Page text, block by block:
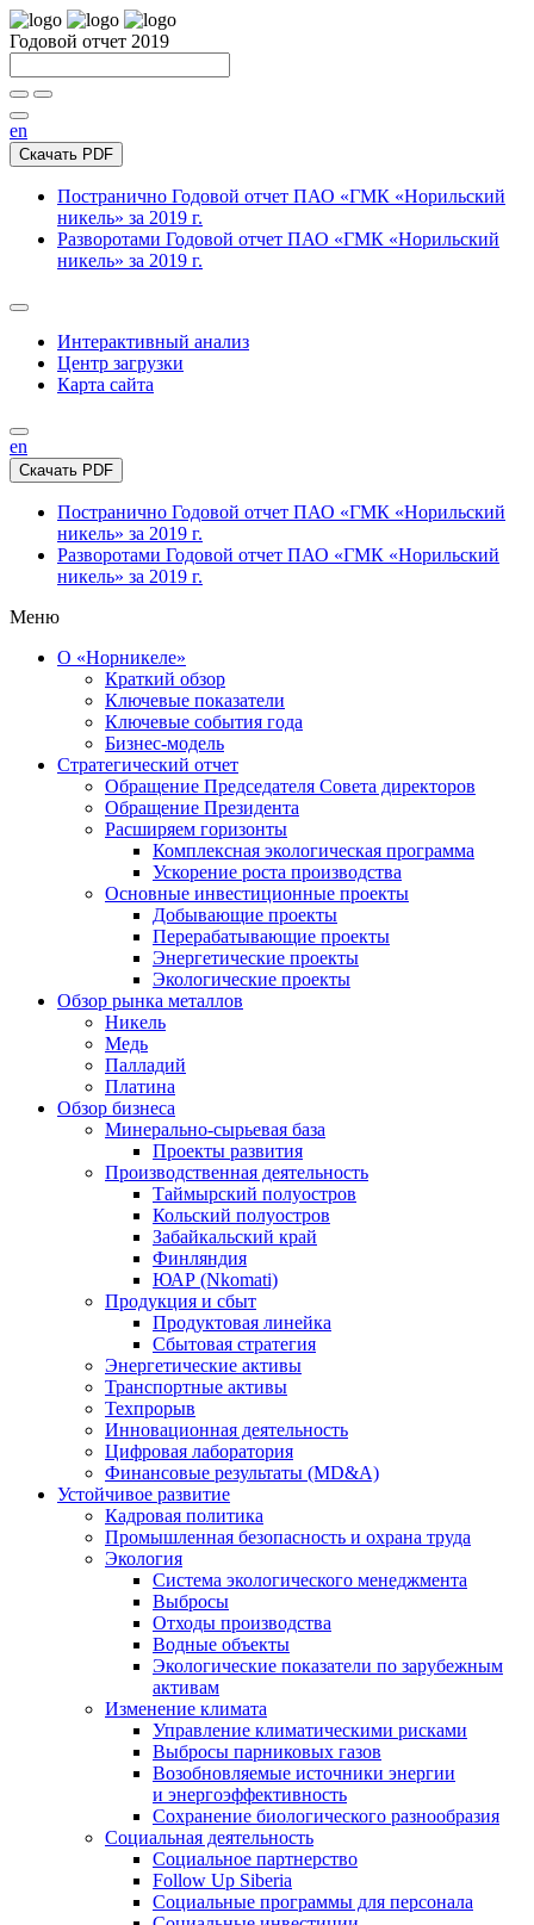
Годовой отчет 2019
en
Скачать PDF
Постранично Годовой отчет ПАО «ГМК «Норильский
никель» за 2019 г.
Разворотами Годовой отчет ПАО «ГМК «Норильский
никель» за 2019 г.
Интерактивный анализ
Центр загрузки
Карта сайта
en
Скачать PDF
Постранично Годовой отчет ПАО «ГМК «Норильский
никель» за 2019 г.
Разворотами Годовой отчет ПАО «ГМК «Норильский
никель» за 2019 г.
Меню
О «Норникеле»
Краткий обзор
Ключевые показатели
Ключевые события года
Бизнес-модель
Стратегический отчет
Обращение Председателя Совета директоров
Обращение Президента
Расширяем горизонты
Комплексная экологическая программа
Ускорение роста производства
Основные инвестиционные проекты
Добывающие проекты
Перерабатывающие проекты
Энергетические проекты
Экологические проекты
Обзор рынка металлов
Никель
Медь
Палладий
Платина
Обзор бизнеса
Минерально-сырьевая база
Проекты развития
Производственная деятельность
Таймырский полуостров
Кольский полуостров
Забайкальский край
Финляндия
ЮАР (Nkomati)
Продукция и сбыт
Продуктовая линейка
Сбытовая стратегия
Энергетические активы
Транспортные активы
Техпрорыв
Инновационная деятельность
Цифровая лаборатория
Финансовые результаты (MD&A)
Устойчивое развитие
Кадровая политика
Промышленная безопасность и охрана труда
Экология
Система экологического менеджмента
Выбросы
Отходы производства
Водные объекты
Экологические показатели по зарубежным
активам
Изменение климата
Управление климатическими рисками
Выбросы парниковых газов
Возобновляемые источники энергии
и энергоэффективность
Сохранение биологического разнообразия
Социальная деятельность
Социальное партнерство
Follow Up Siberia
Социальные программы для персонала